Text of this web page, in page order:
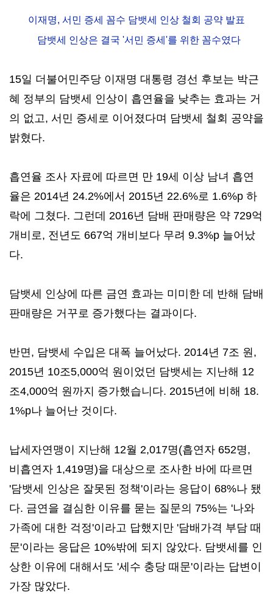
이재명, 서민 증세 꼼수 담뱃세 인상 철회 공약 발표
담뱃세 인상은 결국 '서민 증세'를 위한 꼼수였다
15일 더불어민주당 이재명 대통령 경선 후보는 박근
혜 정부의 담뱃세 인상이 흡연율을 낮추는 효과는 거
의 없고, 서민 증세로 이어졌다며 담뱃세 철회 공약을
밝혔다.
흡연율 조사 자료에 따르면 만 19세 이상 남녀 흡연
율은 2014년 24.2%에서 2015년 22.6%로 1.6%p 하
락에 그쳤다. 그런데 2016년 담배 판매량은 약 729억
개비로, 전년도 667억 개비보다 무려 9.3%p 늘어났
다.
담뱃세 인상에 따른 금연 효과는 미미한 데 반해 담배
판매량은 거꾸로 증가했다는 결과이다.
반면, 담뱃세 수입은 대폭 늘어났다. 2014년 7조 원,
2015년 10조5,000억 원이었던 담뱃세는 지난해 12
조4,000억 원까지 증가했습니다. 2015년에 비해 18.
1%p나 늘어난 것이다.
납세자연맹이 지난해 12월 2,017명(흡연자 652명,
비흡연자 1,419명)을 대상으로 조사한 바에 따르면
'담뱃세 인상은 잘못된 정책'이라는 응답이 68%나 됐
다. 금연을 결심한 이유를 묻는 질문의 75%는 '나와
가족에 대한 걱정'이라고 답했지만 '담배가격 부담 때
문'이라는 응답은 10%밖에 되지 않았다. 담뱃세를 인
상한 이유에 대해서도 '세수 충당 때문'이라는 답변이
가장 많았다.